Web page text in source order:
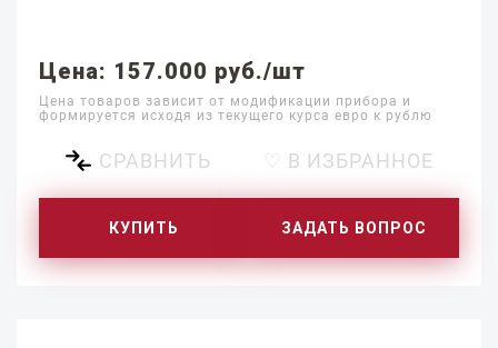
Цена: 157.000 руб./шт
Цена товаров зависит от модификации прибора и
формируется исходя из текущего курса евро к рублю
СРАВНИТЬ ♡ В ИЗБРАННОЕ
КУПИТЬ ЗАДАТЬ ВОПРОС